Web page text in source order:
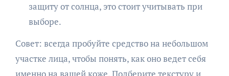
защиту от солнца, это стоит учитывать при
выборе.
Совет: всегда пробуйте средство на небольшом
участке лица, чтобы понять, как оно ведет себя